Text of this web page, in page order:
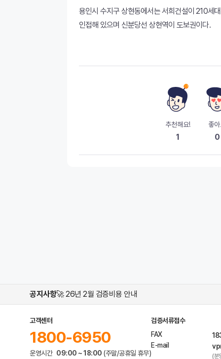
용인시 수지구 상현동에서는 서희건설이 210세
인접해 있으며 신분당선 상현역이 도보권이다.
추천해요!
1
좋
0
공지사항🚀 26년 2월 검증비용 안내
고객센터
1800-6950
운영시간 09:00 ~ 18:00 (주말/공휴일 휴무)
검증서류접수
FAX
E-mail
(분